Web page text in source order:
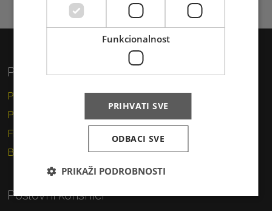
Privatni korisnici
Pismo
Paket
Financijske usluge
Brzojav
Poslovni korisnici
Funkcionalnost
PRIHVATI SVE
ODBACI SVE
PRIKAŽI PODROBNOSTI